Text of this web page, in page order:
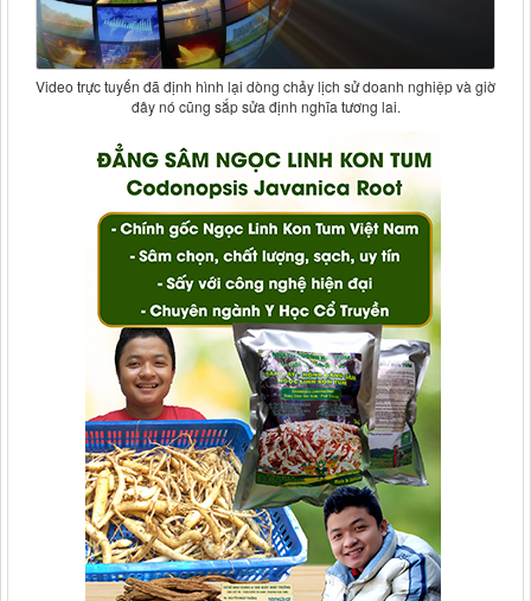
Video trực tuyến đã định hình lại dòng chảy lịch sử doanh nghiệp và giờ
đây nó cũng sắp sửa định nghĩa tương lai.